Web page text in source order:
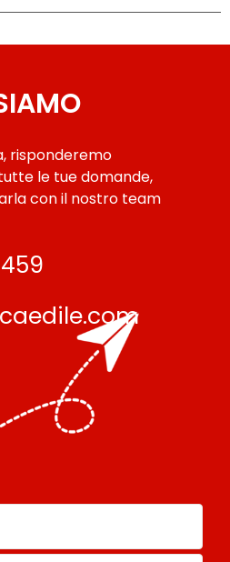
risponderemo
le tue domande,
con il nostro team